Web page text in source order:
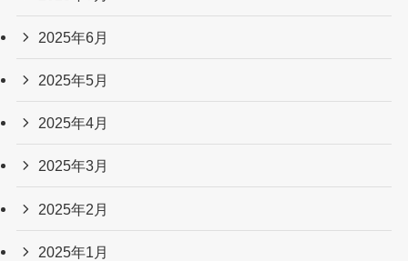
2025年6月
2025年5月
2025年4月
2025年3月
2025年2月
2025年1月